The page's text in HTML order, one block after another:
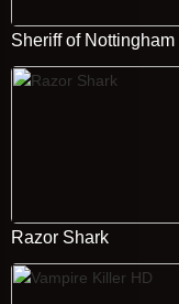
Sheriff of Nottingham
Razor Shark